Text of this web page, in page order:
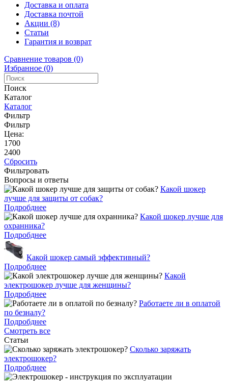
Доставка и оплата
Доставка почтой
Акции (8)
Статьи
Гарантия и возврат
Сравнение товаров (0)
Избранное (0)
Поиск
Каталог
Каталог
Фильтр
Фильтр
Цена:
1700
2400
Сбросить
Фильтровать
Вопросы и ответы
Какой шокер
лучше для защиты от собак?
Подробднее
Какой шокер лучше для
охранника?
Подробднее
Какой шокер самый эффективный?
Подробднее
Какой
электрошокер лучше для женщины?
Подробднее
Работаете ли в оплатой
по безналу?
Подробднее
Смотреть все
Статьи
Cколько заряжать
электрошокер?
Подробднее